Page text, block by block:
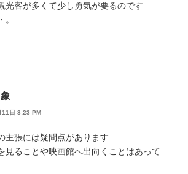
光客が多くて少し勇気が要るのです
。
11日 3:23 PM
主張には疑問点があります
見ることや映画館へ出向くことはあって